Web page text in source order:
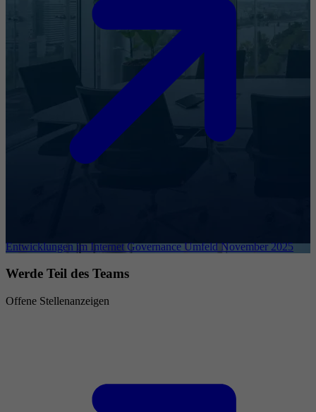
Entwicklungen im Internet Governance Umfeld November 2025
Werde Teil des Teams
Offene Stellenanzeigen